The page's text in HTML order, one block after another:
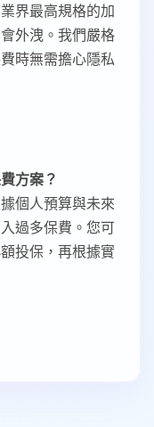
界最高規格的加
外洩。我們嚴格
時無需擔心隱私
方案？
個人預算與未來
過多保費。您可
投保，再根據實